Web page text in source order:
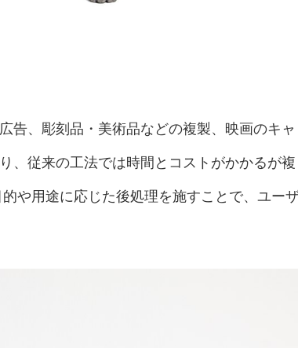
告、彫刻品・美術品などの複製、映画のキャ
、従来の工法では時間とコストがかかるが複
や用途に応じた後処理を施すことで、ユー